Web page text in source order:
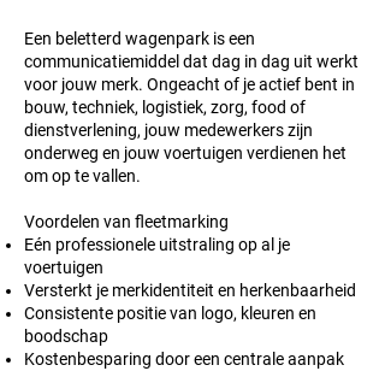
Een beletterd wagenpark is een
communicatiemiddel dat dag in dag uit werkt
voor jouw merk. Ongeacht of je actief bent in
bouw, techniek, logistiek, zorg, food of
dienstverlening, jouw medewerkers zijn
onderweg en jouw voertuigen verdienen het
om op te vallen.
Voordelen van fleetmarking
Eén professionele uitstraling op al je
voertuigen
Versterkt je merkidentiteit en herkenbaarheid
Consistente positie van logo, kleuren en
boodschap
Kostenbesparing door een centrale aanpak